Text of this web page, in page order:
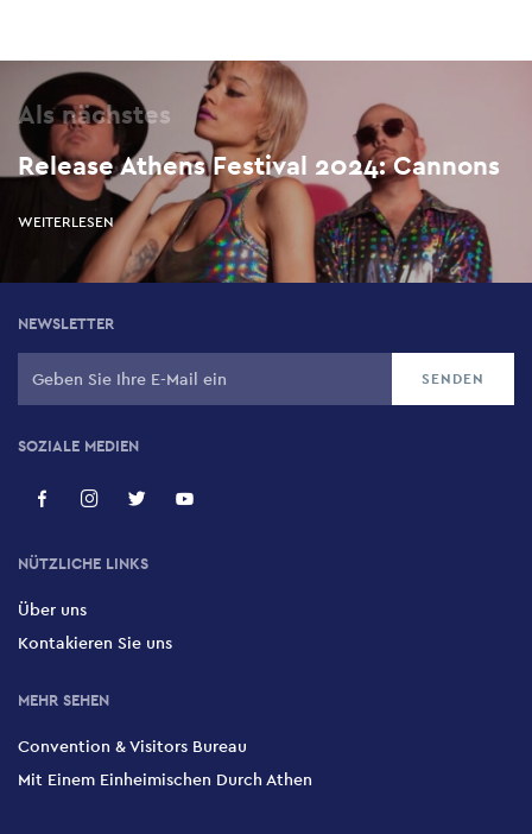
Als nächstes
Release Athens Festival 2024: Cannons
WEITERLESEN
NEWSLETTER
SOZIALE MEDIEN
NÜTZLICHE LINKS
Über uns
Kontakieren Sie uns
MEHR SEHEN
Convention & Visitors Bureau
Mit Einem Einheimischen Durch Athen